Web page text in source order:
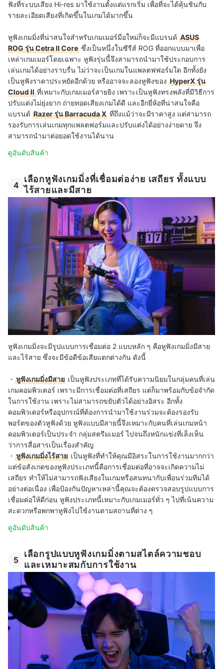
ฟังที่ระบบเสียง Hi-res มาใช้งานตั้งแต่แรกเริ่ม เพื่อที่จะได้คุ้นชินกับ
รายละเอียดเสียงที่เกิดขึ้นในเกมได้มากขึ้น
หูฟังเกมมิ่งที่น่าสนใจสำหรับเกมเมอร์มือใหม่ก็จะมีแบรนด์ ASUS
ROG รุ่น Cetra II Core ซึ่งเป็นหนึ่งในซีรีส์ ROG ที่ออกแบบมาเพื่อ
เหล่าเกมเมอร์โดยเฉพาะ หูฟังรุ่นนี้จึงสามารถนำมาใช้ประกอบการ
เล่นเกมได้อย่างราบรื่น ไม่ว่าจะเป็นเกมในแพลตฟฟอร์มใด อีกทั้งยัง
เป็นหูฟังราคาประหยัดอีกด้วย หรืออาจจะลองหูฟังของ HyperX รุ่น
Cloud IIที่เหมาะกับเกมเมอร์สายยิง เพราะเป็นหูฟังทรงพลังที่มีวิธีการ
ปรับแต่งไม่ยุ่งยาก ถ่ายทอดเสียงเกมได้ดี และอีกยี่ห้อที่น่าสนใจคือ
แบรนด์ Razer รุ่น Barracuda X ที่ถึงแม้ว่าจะมีราคาสูง แต่สามารถ
รองรับการเล่นเกมทุกแพลตฟอร์มและปรับแต่งได้อย่างง่ายดาย จึง
สามารถนำมาต่อยอดใช้งานได้นาน
ดูอันดับสินค้า
4
เลือกหูฟังเกมมิ่งที่เชื่อมต่อง่าย เสถียร ทั้งแบบ
ไร้สายและมีสาย
หูฟังเกมมิ่งจะมีรูปแบบการเชื่อมต่อ 2 แบบหลัก ๆ คือหูฟังเกมมิ่งมีสาย
และไร้สาย ซึ่งจะมีข้อดีข้อเสียแตกต่างกัน ดังนี้
・ หูฟังเกมมิ่งมีสาย เป็นหูฟังประเภทที่ได้รับความนิยมในกลุ่มคนที่เล่น
เกมคอมพิวเตอร์ เพราะมีการเชื่อมต่อที่เสถียร แต่ก็มาพร้อมกับข้อจำกัด
ในการใช้งาน เพราะไม่สามารถขยับตัวได้อย่างอิสระ อีกทั้ง
คอมพิวเตอร์หรืออุปกรณ์ที่ต้องการนำมาใช้งานร่วมจะต้องรองรับ
พอร์ตของตัวหูฟังด้วย หูฟังแบบมีสายนี้จึงเหมาะกับคนที่เล่นเกมหน้า
คอมพิวเตอร์เป็นประจำ กลุ่มสตรีมเมอร์ ไปจนถึงหนักแข่งที่เล็งเห็น
ว่าการสื่อสารเป็นเรื่องสำคัญ
・ หูฟังเกมมิ่งไร้สาย เป็นหูฟังที่ทำให้คุณมีอิสระในการใช้งานมากกว่า
แต่ข้อสังเกตของหูฟังประเภทนี้คือการเชื่อมต่อที่อาจจะเกิดความไม่
เสถียร ทำให้ไม่สามารถฟังเสียงในเกมหรือสนทนากับเพื่อนร่วมทีมได้
อย่างต่อเนื่อง เพื่อป้องกันปัญหาเหล่านี้คุณจะต้องตรวจสอบรูปแบบการ
เชื่อมต่อให้ดีก่อน หูฟังประเภทนี้เหมาะกับเกมเมอร์ทั่ว ๆ ไปที่เน้นความ
สะดวกหรือพกพาหูฟังไปใช้งานตามสถานที่ต่าง ๆ
ดูอันดับสินค้า
5
เลือกรูปแบบหูฟังเกมมิ่งตามสไตล์ความชอบ
และเหมาะสมกับการใช้งาน